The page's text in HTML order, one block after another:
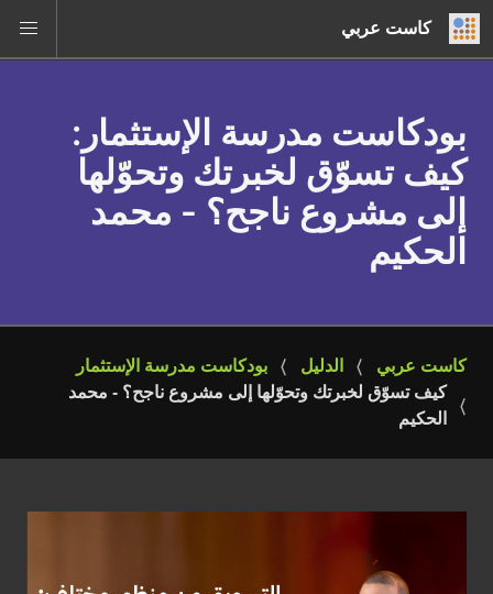
كاست عربي
بودكاست مدرسة الإستثمار :
كيف تسوّق لخبرتك وتحوّلها
إلى مشروع ناجح؟ - محمد
الحكيم
كاست عربي الدليل
بودكاست مدرسة الإستثمار
كيف تسوّق لخبرتك وتحوّلها إلى مشروع ناجح؟ - محمد
الحكيم